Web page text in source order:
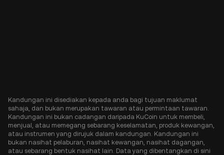
Kandungan ini disediakan kepada anda bagi tujuan maklumat
sahaja, dan bukan merupakan tawaran atau permintaan tawaran.
Kandungan ini bukan cadangan daripada KuCoin untuk membeli,
menjual, atau memegang sebarang keselamatan, produk kewangan,
atau instrumen yang dirujuk dalam kandungan. Kandungan ini
bukan nasihat pelaburan, nasihat kewangan, nasihat dagangan,
atau sebarang bentuk nasihat lain. Data yang dibentangkan di sini